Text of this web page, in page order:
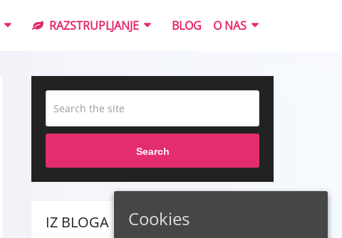
RAZSTRUPLJANJE BLOG O NAS
Search
IZ BLOGA Cookies